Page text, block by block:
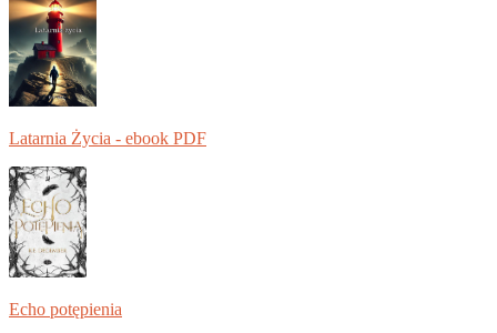
Latarnia Życia - ebook PDF
Echo potępienia